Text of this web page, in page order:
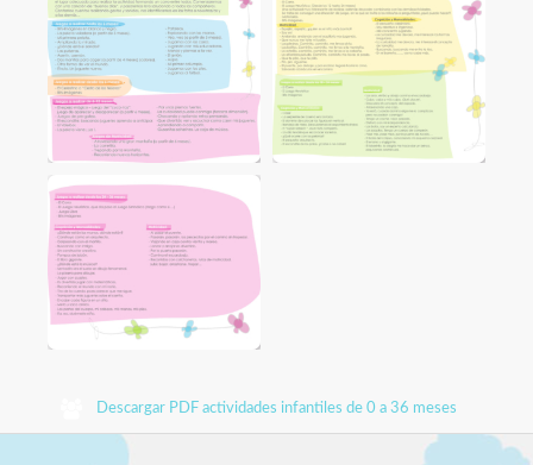
Descargar PDF actividades infantiles de 0 a 36 meses